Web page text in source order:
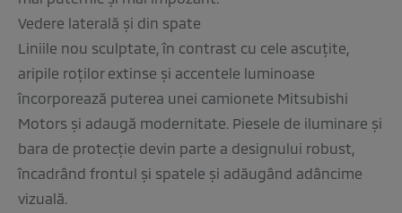
Vedere laterală şi din spate
Liniile nou sculptate, în contrast cu cele ascuţite,
aripile roţilor extinse şi accentele luminoase
încorporează puterea unei camionete Mitsubishi
Motors şi adaugă modernitate. Piesele de iluminare şi
bara de protecţie devin parte a designului robust,
încadrând frontul şi spatele şi adăugând adâncime
vizuală.